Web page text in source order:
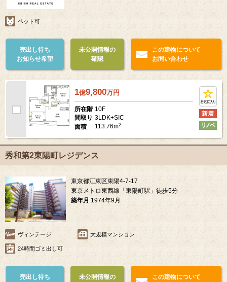
ペット可
売出し待ち
お知らせ希望
未公開情報の
確認
この建物について
お問い合わせ
1億9,800万円
所在階 10F
間取り 3LDK+SIC
面積
113.76m2
秀和第2東陽町レジデンス
東京都江東区東陽4-7-17
東京メトロ東西線「東陽町駅」徒歩5分
築年月 1974年9月
ヴィンテージ 大規模マンション
24時間ゴミ出し可
売出し待ち
未公開情報の
この建物について